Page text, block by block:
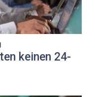
keinen 24-